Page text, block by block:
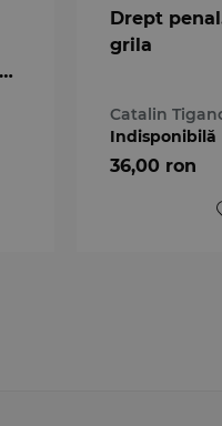
Drept
grila
Catalin
Indisponibilă
36,00 ron